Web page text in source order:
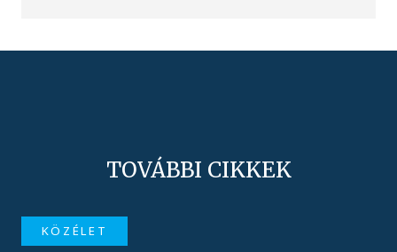
TOVÁBBI CIKKEK
KÖZÉLET